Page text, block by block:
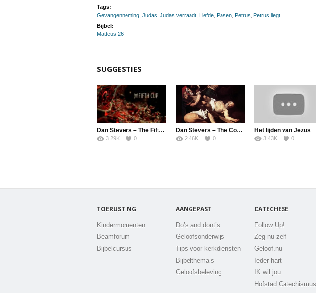
Tags:
Gevangenneming Judas Judas verraadt Liefde Pasen Petrus Petrus liegt
Bijbel:
Matteüs 26
SUGGESTIES
Dan Stevers – The Fifth Cup
3.29K 0
Dan Stevers – The Cost of Discipleship
2.46K 0
Het lijden van Jezus
3.43K 0
TOERUSTING
Kindermomenten
Beamforum
Bijbelcursus
AANGEPAST
Do’s and dont’s
Geloofsonderwijs
Tips voor kerkdiensten
Bijbelthema’s
Geloofsbeleving
CATECHESE
Follow Up!
Zeg nu zelf
Geloof.nu
Ieder hart
IK wil jou
Hofstad Catechismus